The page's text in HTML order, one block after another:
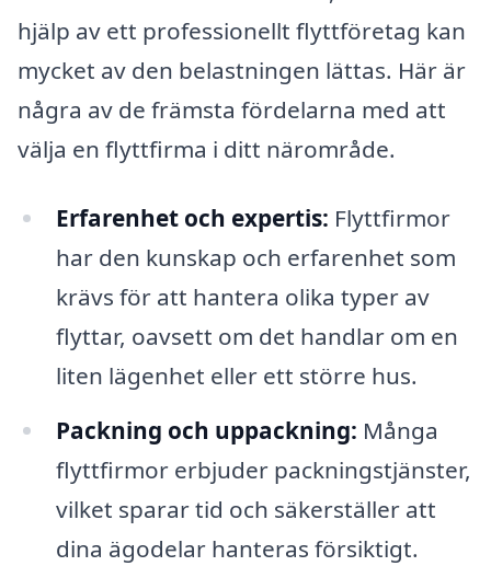
hjälp av ett professionellt flyttföretag kan
mycket av den belastningen lättas. Här är
några av de främsta fördelarna med att
välja en flyttfirma i ditt närområde.
Erfarenhet och expertis: Flyttfirmor
har den kunskap och erfarenhet som
krävs för att hantera olika typer av
flyttar, oavsett om det handlar om en
liten lägenhet eller ett större hus.
Packning och uppackning: Många
flyttfirmor erbjuder packningstjänster,
vilket sparar tid och säkerställer att
dina ägodelar hanteras försiktigt.